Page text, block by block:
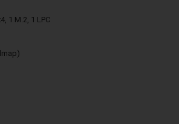
1 M.2, 1 LPC